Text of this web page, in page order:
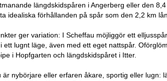
längdskidspåren i Angerberg eller den
idealiska förhållanden på spår som den 2,2 km
ger variation: I Scheffau möjliggör ett
ett lugnt läge, även med ett eget nattspår.
i Hopfgarten och längdskidspåret i Itter.
är nybörjare eller erfaren åkare, sportig eller lugn: